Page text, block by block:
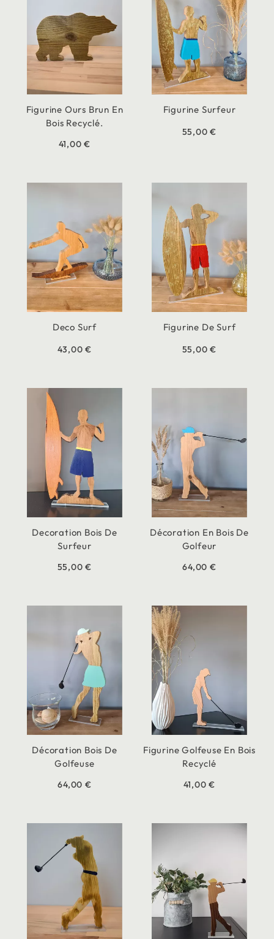
Figurine Ours Brun En
Bois Recyclé.
41,00 €
Figurine Surfeur
55,00 €
Deco Surf
43,00 €
Figurine De Surf
55,00 €
Decoration Bois De
Surfeur
55,00 €
Décoration En Bois De
Golfeur
64,00 €
Décoration Bois De
Golfeuse
64,00 €
Figurine Golfeuse En Bois
Recyclé
41,00 €